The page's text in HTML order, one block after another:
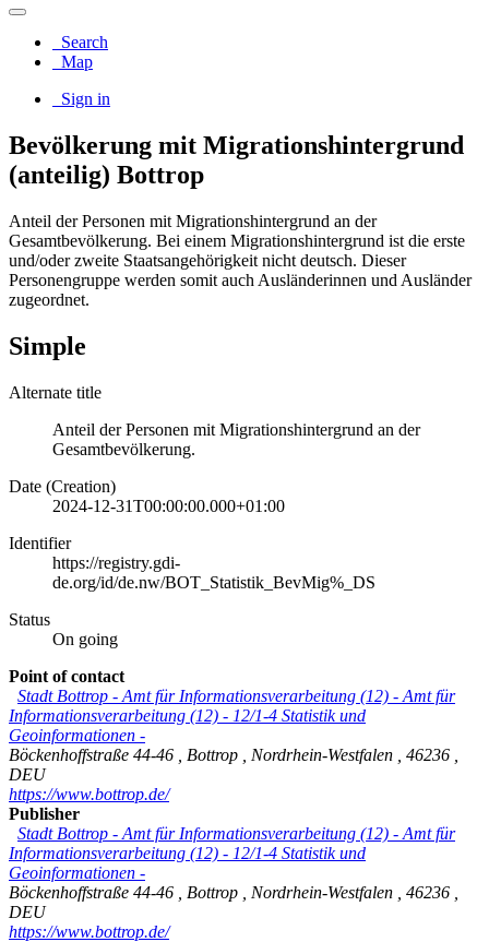
Search
Map
Sign in
Bevölkerung mit Migrationshintergrund
(anteilig) Bottrop
Anteil der Personen mit Migrationshintergrund an der
Gesamtbevölkerung. Bei einem Migrationshintergrund ist die erste
und/oder zweite Staatsangehörigkeit nicht deutsch. Dieser
Personengruppe werden somit auch Ausländerinnen und Ausländer
zugeordnet.
Simple
Alternate title
Anteil der Personen mit Migrationshintergrund an der
Gesamtbevölkerung.
Date (Creation)
2024-12-31T00:00:00.000+01:00
Identifier
https://registry.gdi-
de.org/id/de.nw/BOT_Statistik_BevMig%_DS
Status
On going
Point of contact
Stadt Bottrop - Amt für Informationsverarbeitung (12) - Amt für
Informationsverarbeitung (12) - 12/1-4 Statistik und
Geoinformationen -
Böckenhoffstraße 44-46
Bottrop Nordrhein-Westfalen 46236
DEU
https://www.bottrop.de/
Publisher
Stadt Bottrop - Amt für Informationsverarbeitung (12) - Amt für
Informationsverarbeitung (12) - 12/1-4 Statistik und
Geoinformationen -
Böckenhoffstraße 44-46
Bottrop Nordrhein-Westfalen 46236
DEU
https://www.bottrop.de/